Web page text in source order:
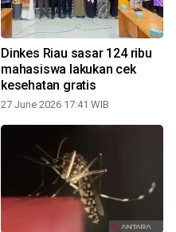
Dinkes Riau sasar 124 ribu
mahasiswa lakukan cek
kesehatan gratis
27 June 2026 17:41 WIB